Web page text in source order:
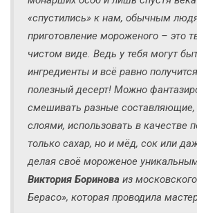
«спустились» к нам, обычным
приготовление мороженого – это
чистом виде. Ведь у тебя могут
ингредиенты и всё равно
полезный десерт! Можно
смешивать разные составляющие,
слоями, использовать в качестве
только сахар, но и мёд, сок или
делая своё мороженое
Виктория Боринова из
Берасо», которая проводила